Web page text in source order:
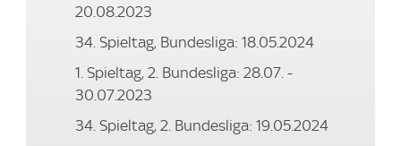
20.08.2023
34. Spieltag, Bundesliga: 18.05.2024
1. Spieltag, 2. Bundesliga: 28.07. -
30.07.2023
34. Spieltag, 2. Bundesliga: 19.05.2024